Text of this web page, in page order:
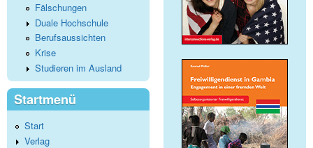
Fälschungen
Duale Hochschule
Berufsaussichten
Krise
Studieren im Ausland
Startmenü
Start
Verlag